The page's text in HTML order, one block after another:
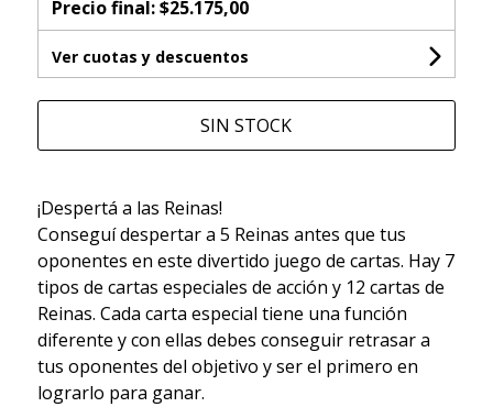
Precio final:$25.175,00
Ver cuotas y descuentos
SIN STOCK
¡Despertá a las Reinas!
Conseguí despertar a 5 Reinas antes que tus
oponentes en este divertido juego de cartas. Hay 7
tipos de cartas especiales de acción y 12 cartas de
Reinas. Cada carta especial tiene una función
diferente y con ellas debes conseguir retrasar a
tus oponentes del objetivo y ser el primero en
lograrlo para ganar.